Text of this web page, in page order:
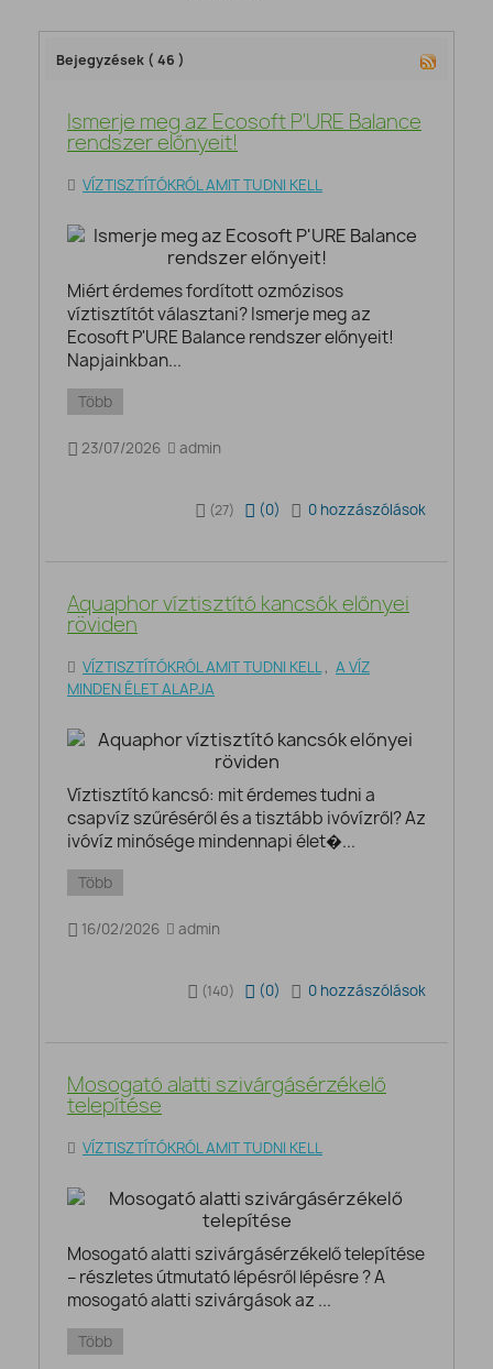
Bejegyzések ( 46 )
Ismerje meg az Ecosoft P'URE Balance
rendszer előnyeit!
VÍZTISZTÍTÓKRÓL AMIT TUDNI KELL
Miért érdemes fordított ozmózisos
víztisztítót választani? Ismerje meg az
Ecosoft P'URE Balance rendszer előnyeit!
Napjainkban...
Több
23/07/2026 admin
(27) (0) 0 hozzászólások
Aquaphor víztisztító kancsók előnyei
röviden
VÍZTISZTÍTÓKRÓL AMIT TUDNI KELL, A VÍZ
MINDEN ÉLET ALAPJA
Víztisztító kancsó: mit érdemes tudni a
csapvíz szűréséről és a tisztább ivóvízről? Az
ivóvíz minősége mindennapi élet�...
Több
16/02/2026 admin
(140) (0) 0 hozzászólások
Mosogató alatti szivárgásérzékelő
telepítése
VÍZTISZTÍTÓKRÓL AMIT TUDNI KELL
Mosogató alatti szivárgásérzékelő telepítése
– részletes útmutató lépésről lépésre ? A
mosogató alatti szivárgások az ...
Több